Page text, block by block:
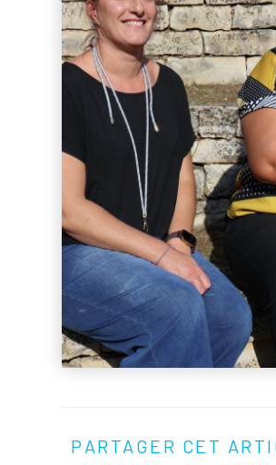
PARTAGER CET